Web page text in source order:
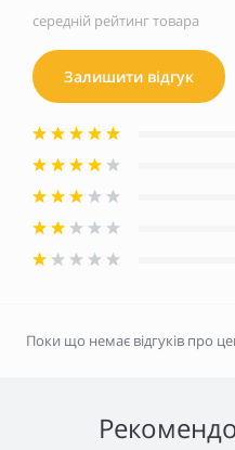
середній рейтинг товара
Залишити відгук
Поки що немає відгуків про